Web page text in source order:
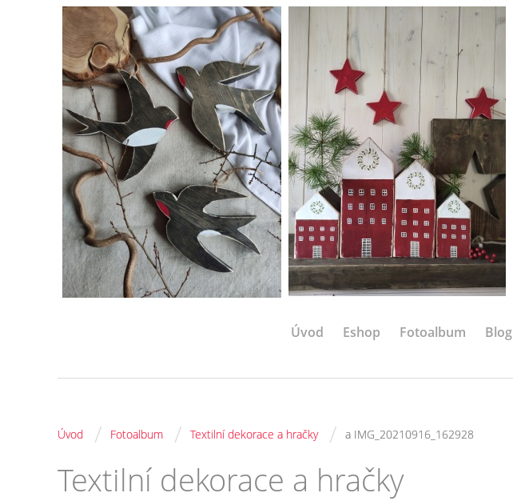
Úvod Eshop Fotoalbum Blog
Úvod / Fotoalbum / Textilní dekorace a hračky / a IMG_20210916_162928
Textilní dekorace a hračky